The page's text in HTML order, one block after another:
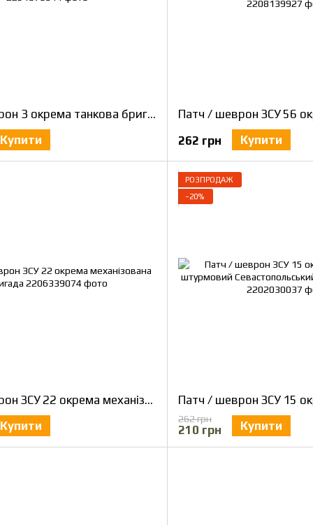
Патч / шеврон 3 окрема танкова бригада
Купити
262 грн
Купити
Патч / шеврон ЗСУ 22 окрема механізована бригада
Купити
РОЗПРОДАЖ
−20%
262 грн
210 грн Купити